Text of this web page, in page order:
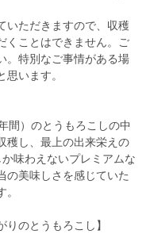
いただきますので、収穫
くことはできません。ご
。特別なご事情がある場
います。
間）のとうもろこしの中
穫し、最上の出来栄えの
味わえないプレミアムな
の美味しさを感じていた
りのとうもろこし】